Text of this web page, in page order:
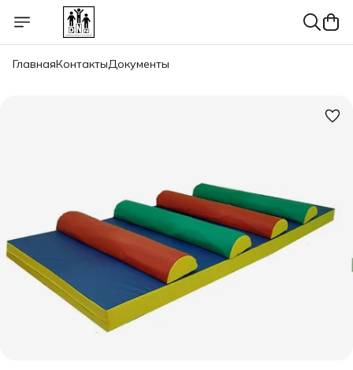
ГлавнаяКонтактыДокументы